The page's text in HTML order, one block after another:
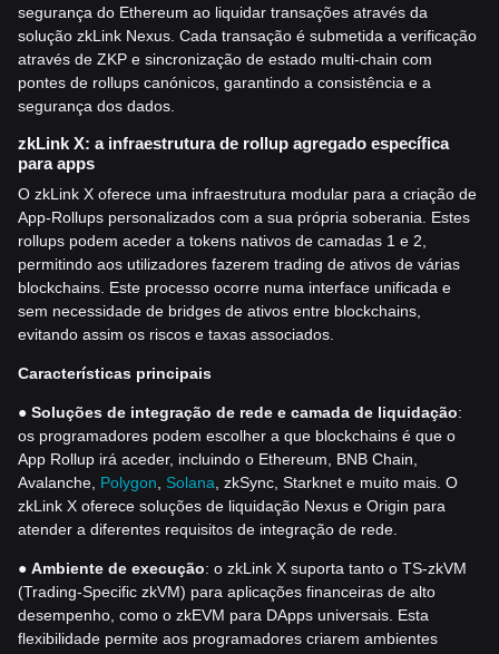
segurança do Ethereum ao liquidar transações através da
solução zkLink Nexus. Cada transação é submetida a verificação
através de ZKP e sincronização de estado multi-chain com
pontes de rollups canónicos, garantindo a consistência e a
segurança dos dados.
zkLink X: a infraestrutura de rollup agregado específica
para apps
O zkLink X oferece uma infraestrutura modular para a criação de
App-Rollups personalizados com a sua própria soberania. Estes
rollups podem aceder a tokens nativos de camadas 1 e 2,
permitindo aos utilizadores fazerem trading de ativos de várias
blockchains. Este processo ocorre numa interface unificada e
sem necessidade de bridges de ativos entre blockchains,
evitando assim os riscos e taxas associados.
Características principais
● Soluções de integração de rede e camada de liquidação:
os programadores podem escolher a que blockchains é que o
App Rollup irá aceder, incluindo o Ethereum, BNB Chain,
Avalanche, Polygon, Solana, zkSync, Starknet e muito mais. O
zkLink X oferece soluções de liquidação Nexus e Origin para
atender a diferentes requisitos de integração de rede.
● Ambiente de execução: o zkLink X suporta tanto o TS-zkVM
(Trading-Specific zkVM) para aplicações financeiras de alto
desempenho, como o zkEVM para DApps universais. Esta
flexibilidade permite aos programadores criarem ambientes